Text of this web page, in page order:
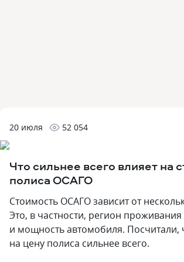
20 июля 52 054
Что сильнее всего влияет на
полиса ОСАГО
Стоимость ОСАГО зависит от
Это, в частности, регион проживания
и мощность автомобиля. Посчитали,
на цену полиса сильнее всего.